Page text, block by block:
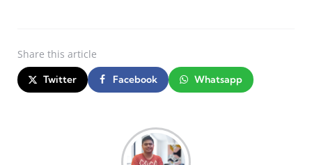
Share this article
Twitter Facebook Whatsapp